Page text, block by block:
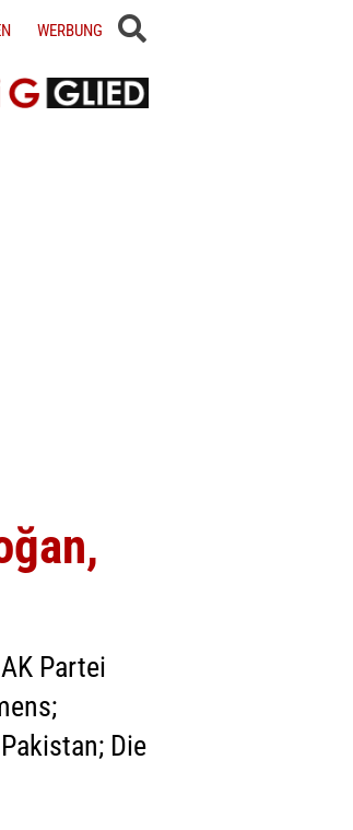
WERBUNG
Partei
Die